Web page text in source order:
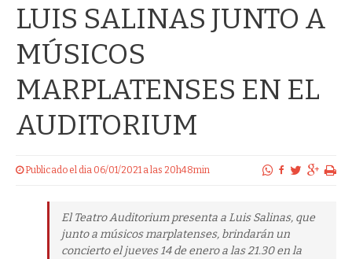
LUIS SALINAS JUNTO A
MÚSICOS
MARPLATENSES EN EL
AUDITORIUM
Publicado el dia 06/01/2021 a las 20h48min
El Teatro Auditorium presenta a Luis Salinas, que
junto a músicos marplatenses, brindarán un
concierto el jueves 14 de enero a las 21.30 en la